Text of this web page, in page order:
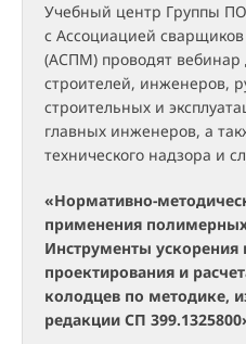
Учебный центр Группы
с Ассоциацией
(АСПМ) проводят вебинар
строителей, инженеров,
строительных и
главных инженеров, а
технического надзора и
«Нормативно-
применения
Инструменты ускорения
проектирования и
колодцев по методике,
редакции СП